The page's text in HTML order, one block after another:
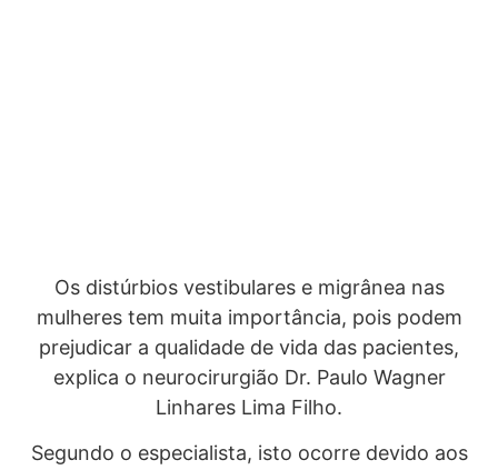
Os distúrbios vestibulares e migrânea nas
mulheres tem muita importância, pois podem
prejudicar a qualidade de vida das pacientes,
explica o neurocirurgião Dr. Paulo Wagner
Linhares Lima Filho.
Segundo o especialista, isto ocorre devido aos